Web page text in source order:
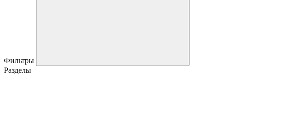
Фильтры
Разделы